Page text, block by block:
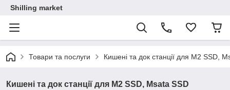
Shilling market
Товари та послуги Кишені та док станції для M2 SSD,
Кишені та док станції для M2 SSD, Msata SSD